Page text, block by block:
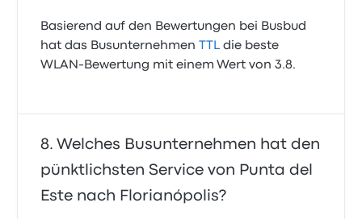
Basierend auf den Bewertungen bei Busbud
hat das Busunternehmen
TTL die beste
WLAN-Bewertung mit einem Wert von 3.8.
Welches Busunternehmen hat den
pünktlichsten Service von Punta del
Este nach Florianópolis?